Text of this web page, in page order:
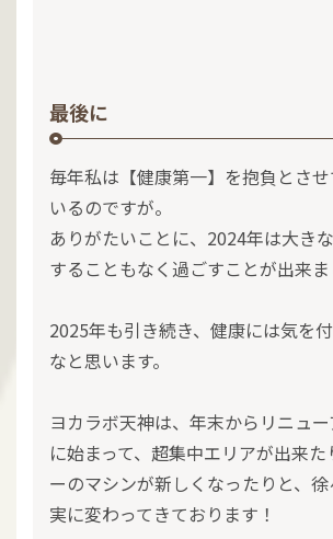
最後に
毎年私は【健康第一】を抱負とさ
いるのですが。
ありがたいことに、2024年は大き
することもなく過ごすことが出来ま
2025年も引き続き、健康には気を
なと思います。
ヨカラボ天神は、年末からリニュ
に始まって、超集中エリアが出来
ーのマシンが新しくなったりと、
実に変わってきております！